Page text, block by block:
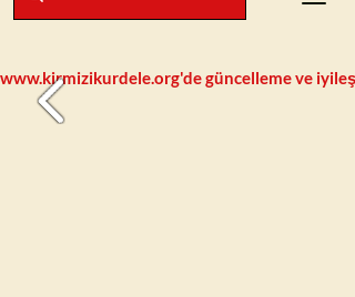
www.kirmizikurdele.org'de güncelleme ve